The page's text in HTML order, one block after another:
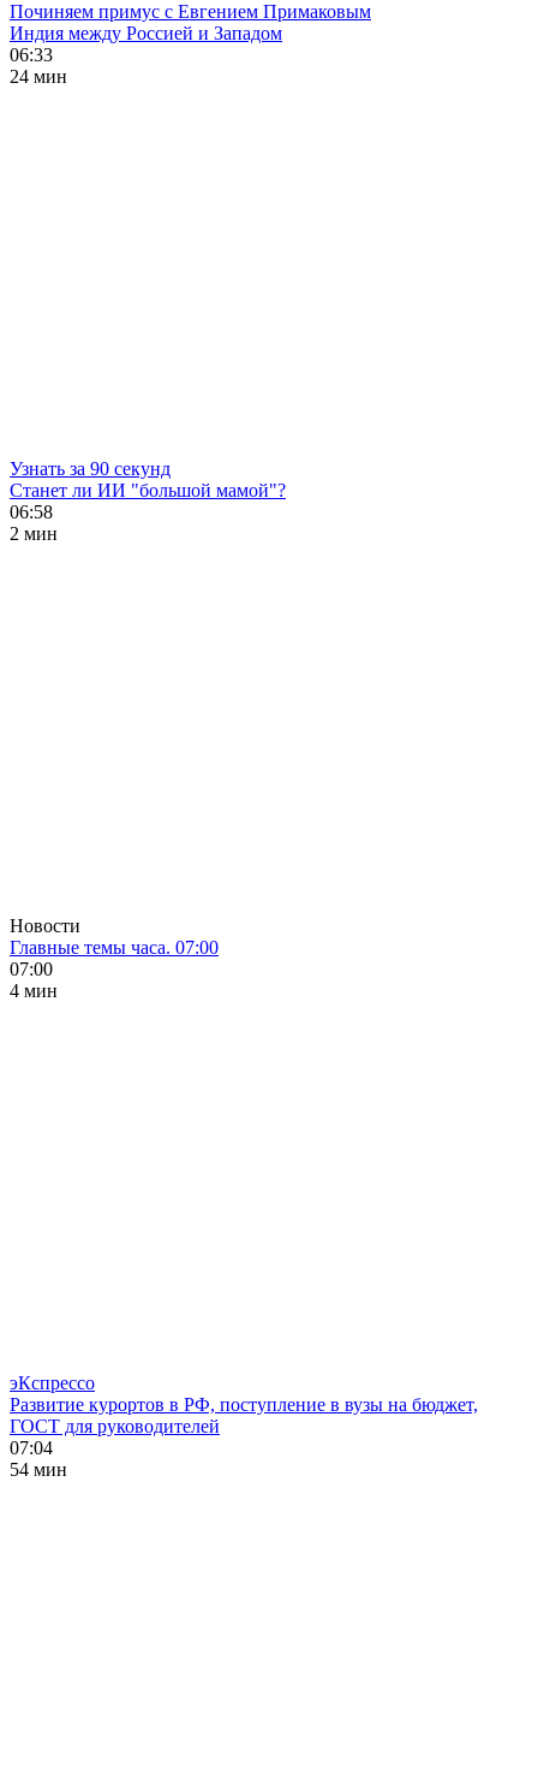
Починяем примус с Евгением Примаковым
Индия между Россией и Западом
06:33
24 мин
Узнать за 90 секунд
Станет ли ИИ "большой мамой"?
06:58
2 мин
Новости
Главные темы часа. 07:00
07:00
4 мин
эКспрессо
Развитие курортов в РФ, поступление в вузы на бюджет,
ГОСТ для руководителей
07:04
54 мин